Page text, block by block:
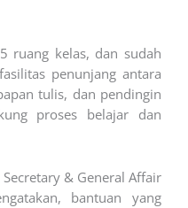
ruang kelas, dan sudah
penunjang antara
tulis, dan pendingin
proses belajar dan
& General Affair
bantuan yang